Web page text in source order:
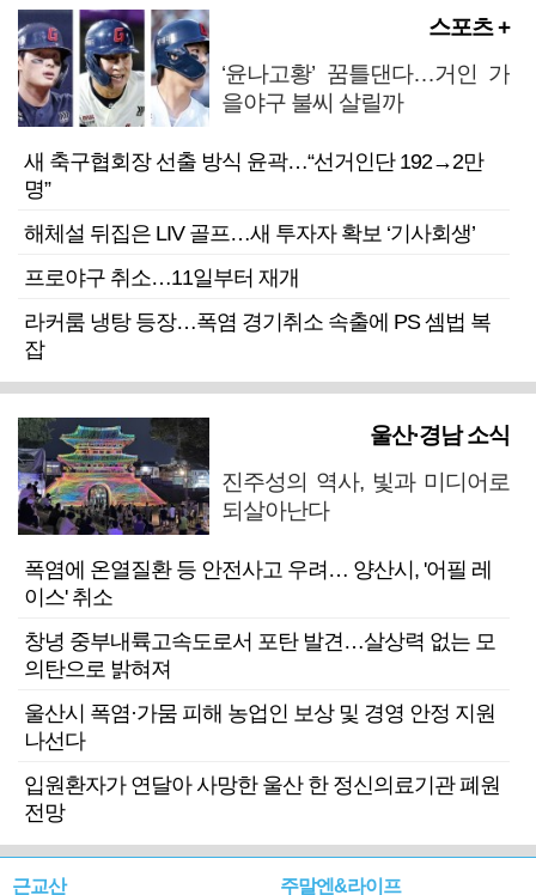
스포츠 +
‘윤나고황’ 꿈틀댄다…거인 가
을야구 불씨 살릴까
새 축구협회장 선출 방식 윤곽…“선거인단 192→2만
명”
해체설 뒤집은 LIV 골프…새 투자자 확보 ‘기사회생’
프로야구 취소…11일부터 재개
라커룸 냉탕 등장…폭염 경기취소 속출에 PS 셈법 복
잡
울산·경남 소식
진주성의 역사, 빛과 미디어로
되살아난다
폭염에 온열질환 등 안전사고 우려… 양산시, '어필 레
이스' 취소
창녕 중부내륙고속도로서 포탄 발견…살상력 없는 모
의탄으로 밝혀져
울산시 폭염·가뭄 피해 농업인 보상 및 경영 안정 지원
나선다
입원환자가 연달아 사망한 울산 한 정신의료기관 폐원
전망
근교산 주말엔&라이프